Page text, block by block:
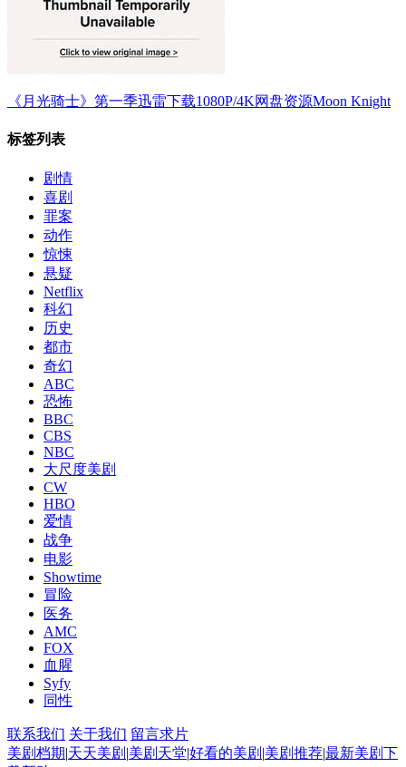
《月光骑士》第一季迅雷下载1080P/4K网盘资源Moon Knight
标签列表
剧情
喜剧
罪案
动作
惊悚
悬疑
Netflix
科幻
历史
都市
奇幻
ABC
恐怖
BBC
CBS
NBC
大尺度美剧
CW
HBO
爱情
战争
电影
Showtime
冒险
医务
AMC
FOX
血腥
Syfy
同性
联系我们 关于我们 留言求片
美剧档期|天天美剧 |美剧天堂|好看的美剧 |美剧推荐|最新美剧下